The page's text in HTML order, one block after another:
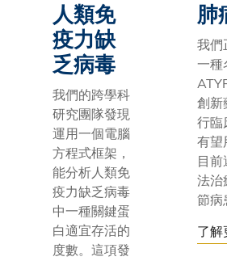
人類免
疫力缺
乏病毒
我們的跨學科
研究團隊發現
運用一個電腦
方程式框架，
能分析人類免
疫力缺乏病毒
中一種關鍵蛋
白適宜存活的
度數。這項發
肺
我們
一種
創新
行臨
有望
目
法治
節病
了解